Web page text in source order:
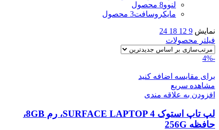
لنوو8 محصول
مایکروسافت3 محصول
نمایش 9
12
18
24
فیلتر محصولات
-4%
برای مقایسه اضافه کنید
مشاهده سریع
افزودن به علاقه مندی
لپ تاپ استوک SURFACE LAPTOP 4، رم 8GB،
حافظه 256G